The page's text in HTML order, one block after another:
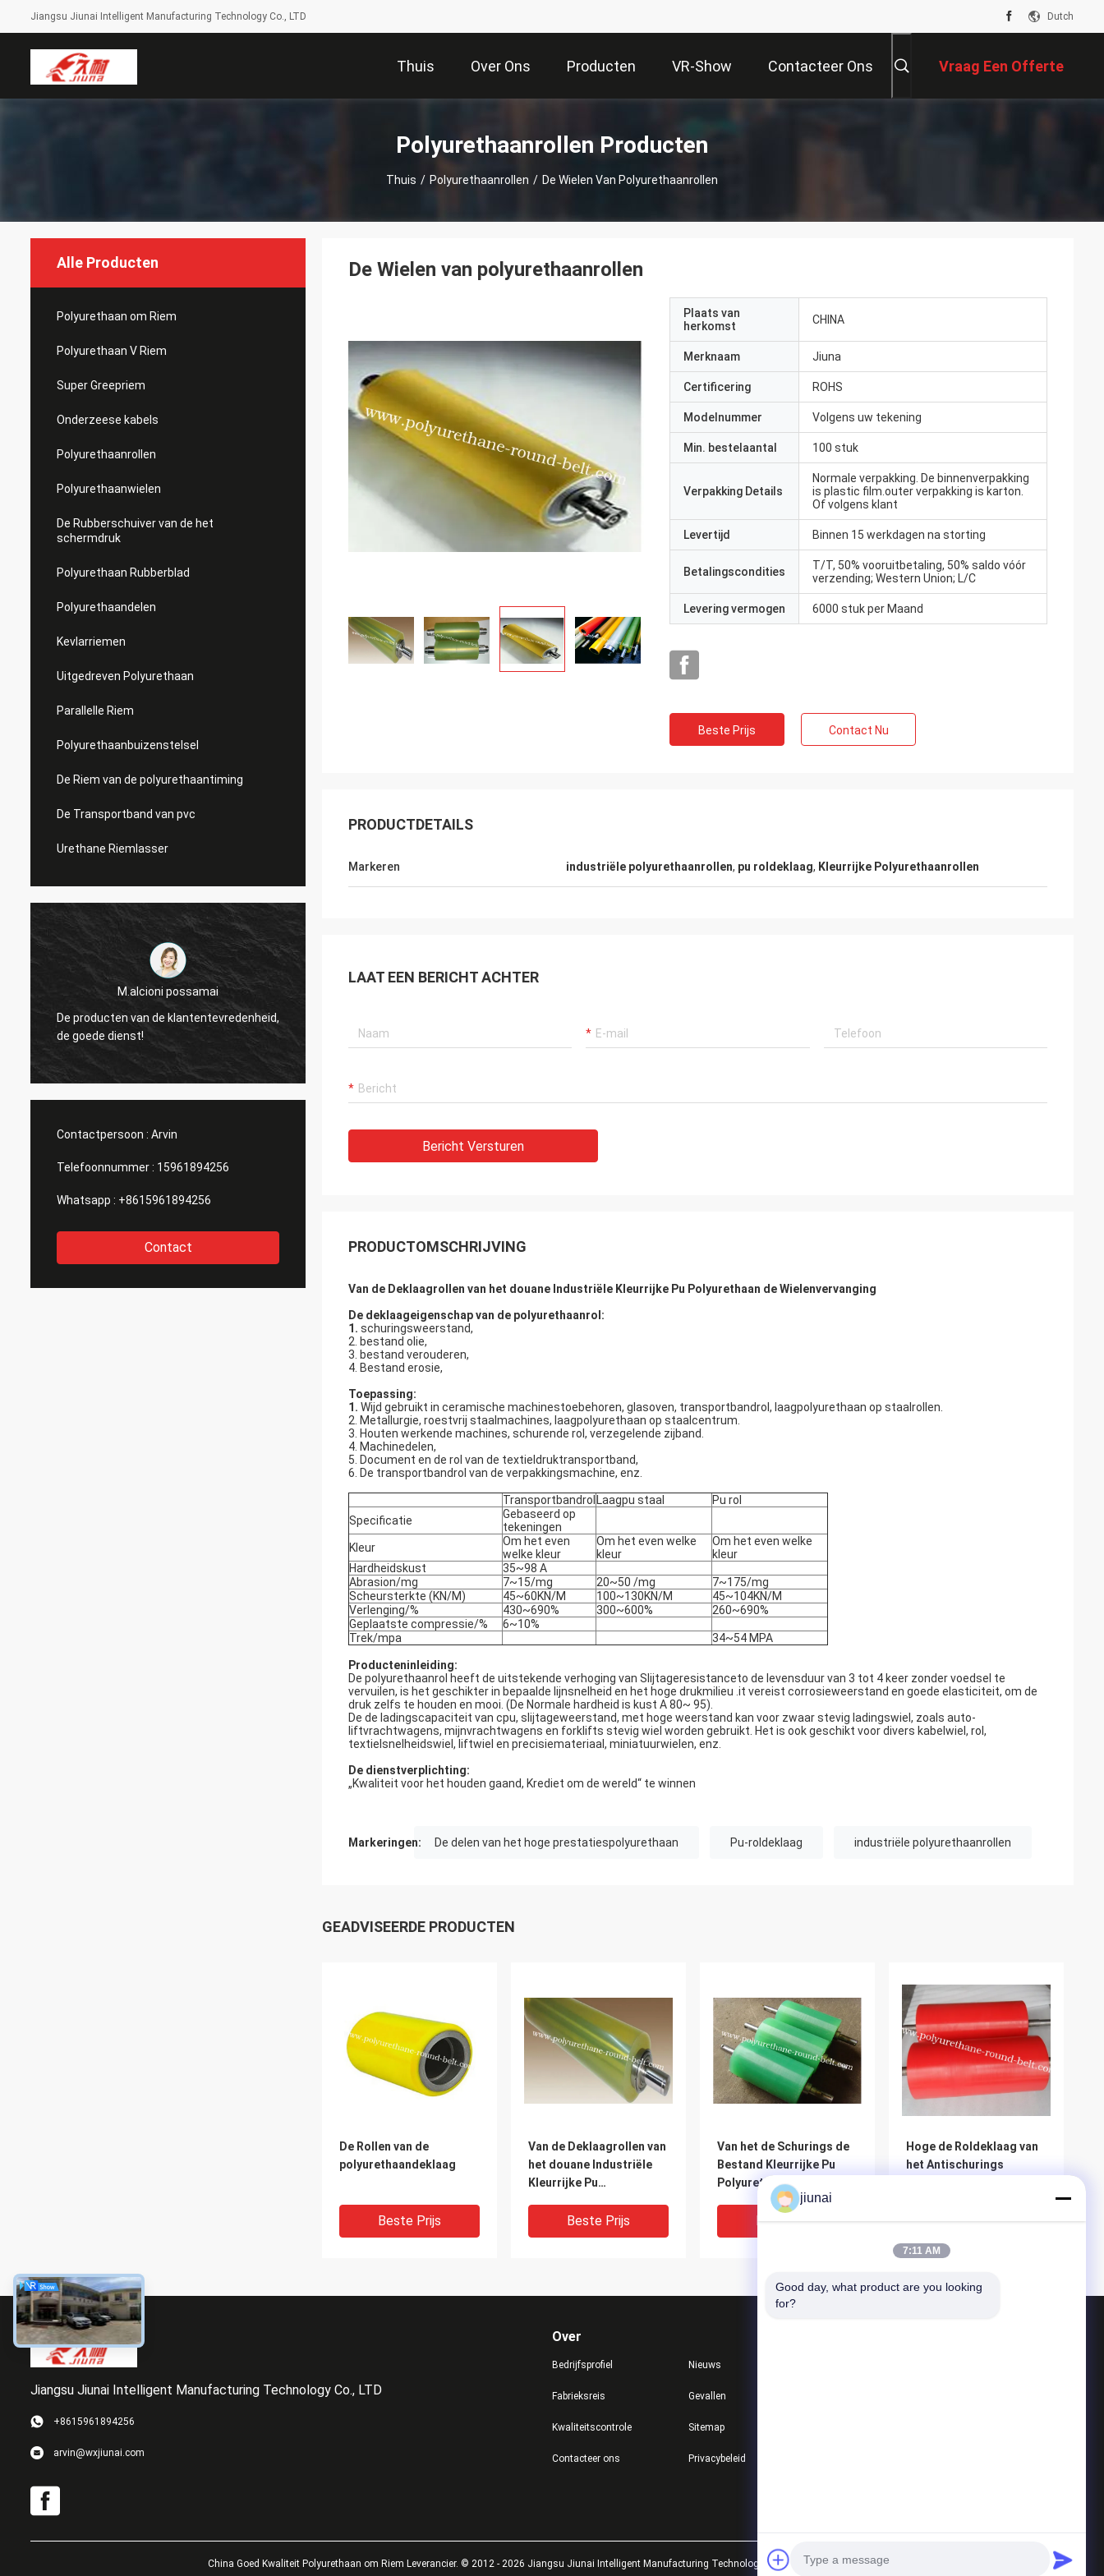
Jiangsu Jiunai Intelligent Manufacturing Technology Co., LTD Dutch
Thuis Over Ons Producten VR-Show Contacteer Ons Vraag Een Offerte
Polyurethaanrollen Producten
Thuis / Polyurethaanrollen / De Wielen Van Polyurethaanrollen
Alle Producten
Polyurethaan om Riem
Polyurethaan V Riem
Super Greepriem
Onderzeese kabels
Polyurethaanrollen
Polyurethaanwielen
De Rubberschuiver van de het
schermdruk
Polyurethaan Rubberblad
Polyurethaandelen
Kevlarriemen
Uitgedreven Polyurethaan
Parallelle Riem
Polyurethaanbuizenstelsel
De Riem van de polyurethaantiming
De Transportband van pvc
Urethane Riemlasser
M.alcioni possamai
De producten van de klantentevredenheid,
de goede dienst!
van de riemen u produceerde.
markten.
Contactpersoon : Arvin
Telefoonnummer : 15961894256
Whatsapp : +8615961894256
Contact
De Wielen van polyurethaanrollen
Plaats van
herkomst
CHINA
Merknaam Jiuna
Certificering ROHS
Modelnummer Volgens uw tekening
Min. bestelaantal 100 stuk
Verpakking Details
Normale verpakking. De binnenverpakking
is plastic film.outer verpakking is karton.
Of volgens klant
Levertijd Binnen 15 werkdagen na storting
Betalingscondities
T/T, 50% vooruitbetaling, 50% saldo vóór
verzending; Western Union; L/C
Levering vermogen 6000 stuk per Maand
Beste Prijs Contact Nu
PRODUCTDETAILS
Markeren industriële polyurethaanrollen, pu roldeklaag, Kleurrijke Polyurethaanrollen
LAAT EEN BERICHT ACHTER
Bericht Versturen
PRODUCTOMSCHRIJVING
Van de Deklaagrollen van het douane Industriële Kleurrijke Pu Polyurethaan de Wielenvervanging
De deklaageigenschap van de polyurethaanrol:
1. schuringsweerstand,
2. bestand olie,
3. bestand verouderen,
4. Bestand erosie,
Toepassing:
1. Wijd gebruikt in ceramische machinestoebehoren, glasoven, transportbandrol, laagpolyurethaan op staalrollen.
2. Metallurgie, roestvrij staalmachines, laagpolyurethaan op staalcentrum.
3. Houten werkende machines, schurende rol, verzegelende zijband.
4. Machinedelen,
5. Document en de rol van de textieldruktransportband,
6. De transportbandrol van de verpakkingsmachine, enz.
Transportbandrol Laagpu staal
Pu rol
Specificatie
Gebaseerd op
tekeningen
Kleur
Om het even
welke kleur
Om het even welke
kleur
Om het even welke
kleur
Hardheidskust
35~98 A
Abrasion/mg
7~15/mg 20~50 /mg
7~175/mg
Scheursterkte (KN/M)
45~60KN/M 100~130KN/M
45~104KN/M
Verlenging/%
430~690% 300~600%
260~690%
Geplaatste compressie/%
6~10%
Trek/mpa
34~54 MPA
Producteninleiding:
De polyurethaanrol heeft de uitstekende verhoging van Slijtageresistanceto de levensduur van 3 tot 4 keer zonder voedsel te
vervuilen, is het geschikter in bepaalde lijnsnelheid en het hoge drukmilieu .it vereist corrosieweerstand en goede elasticiteit, om de
druk zelfs te houden en mooi. (De Normale hardheid is kust A 80~ 95).
De de ladingscapaciteit van cpu, slijtageweerstand, met hoge weerstand kan voor zwaar stevig ladingswiel, zoals auto-
liftvrachtwagens, mijnvrachtwagens en forklifts stevig wiel worden gebruikt. Het is ook geschikt voor divers kabelwiel, rol,
textielsnelheidswiel, liftwiel en precisiemateriaal, miniatuurwielen, enz.
De dienstverplichting:
„Kwaliteit voor het houden gaand, Krediet om de wereld“ te winnen
Markeringen: De delen van het hoge prestatiespolyurethaan Pu-roldeklaag industriële polyurethaanrollen
GEADVISEERDE PRODUCTEN
De Rollen van de
polyurethaandeklaag
Beste Prijs
Van de Deklaagrollen van
het douane Industriële
Kleurrijke Pu
Wielenvervanging,
Polyurethaanrollen
Beste Prijs
Van het de Schurings de
Bestand Kleurrijke Pu
Polyurethaan van
polyurethaanrollen
Wielen van de de
Deklaagrol
Beste Prijs
Hoge de Roldeklaag van
het Antischurings
Polyurethaanrollen
Beste Prijs
Polyurethaanrollen, de
Pu-Gebruik van de de
Rollen
Jiangsu Jiunai Intelligent Manufacturing Technology Co., LTD
+8615961894256
arvin@wxjiunai.com
Over
Bedrijfsprofiel
Fabrieksreis
Kwaliteitscontrole
Contacteer ons
Nieuws
Gevallen
Sitemap
Privacybeleid
China Goed Kwaliteit Polyurethaan om Riem Leverancier. © 2012 - 2026 Jiangsu Jiunai Intelligent Manufacturing Technology Co., LTD. All Rights Reserved.
jiunai
7:11 AM
Good day, what product are you looking
for?